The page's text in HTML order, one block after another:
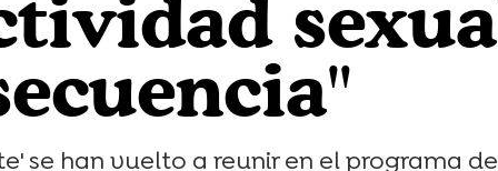
se han vuelto a reunir en el programa